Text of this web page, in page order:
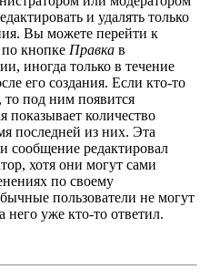
и удалять только
Вы можете перейти к
кнопке Правка в
иногда только в течение
его создания. Если кто-то
под ним появится
показывает количество
последней из них. Эта
сообщение редактировал
хотя они могут сами
по своему
пользователи не могут
него уже кто-то ответил.